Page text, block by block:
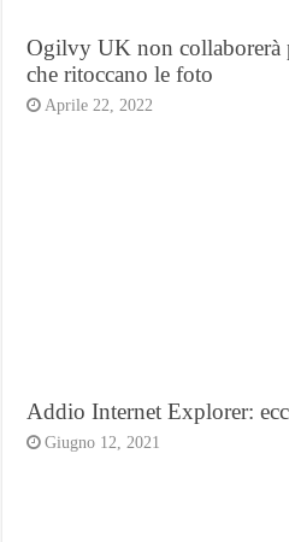
Ogilvy UK non collaborerà
che ritoccano le foto
Aprile 22, 2022
Addio Internet Explorer:
Giugno 12, 2021